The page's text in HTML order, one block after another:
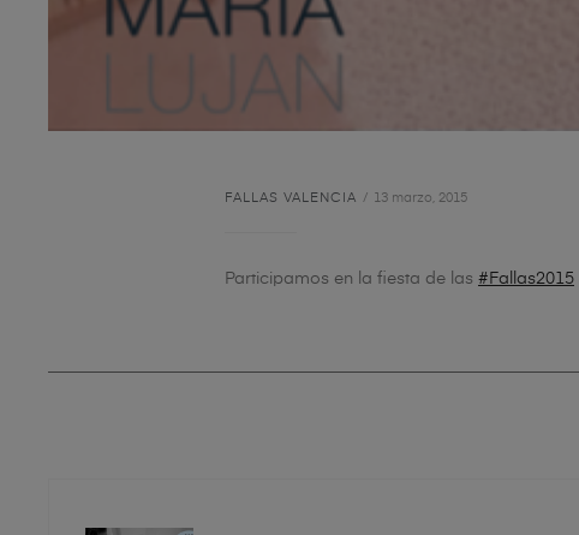
FALLAS VALENCIA 13 marzo, 2015
Participamos en la fiesta de las ‪#‎ Fallas2015‬